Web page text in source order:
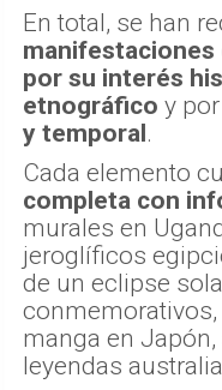
En total, se han
manifestaciones
por su interés
etnográfico y
y temporal.
Cada elemento
completa con
murales en
jeroglíficos
de un eclipse
manga en
leyendas